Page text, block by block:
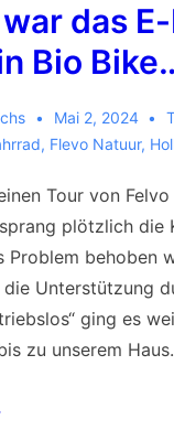
das
Bio
Mai 2, 2024
, Flevo Natuur,
Tour von
plötzlich die
Problem behoben
Unterstützung
ging es
zu unserem